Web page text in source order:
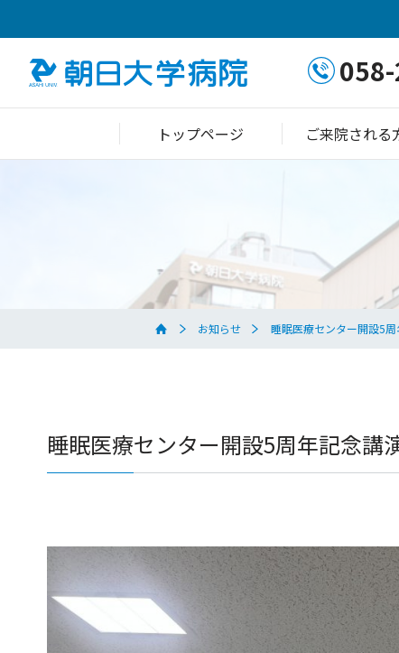
トップページ ご来院される
お知らせ 睡眠医療センター開設5周
睡眠医療センター開設5周年記念講